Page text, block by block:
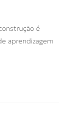
é
aprendizagem